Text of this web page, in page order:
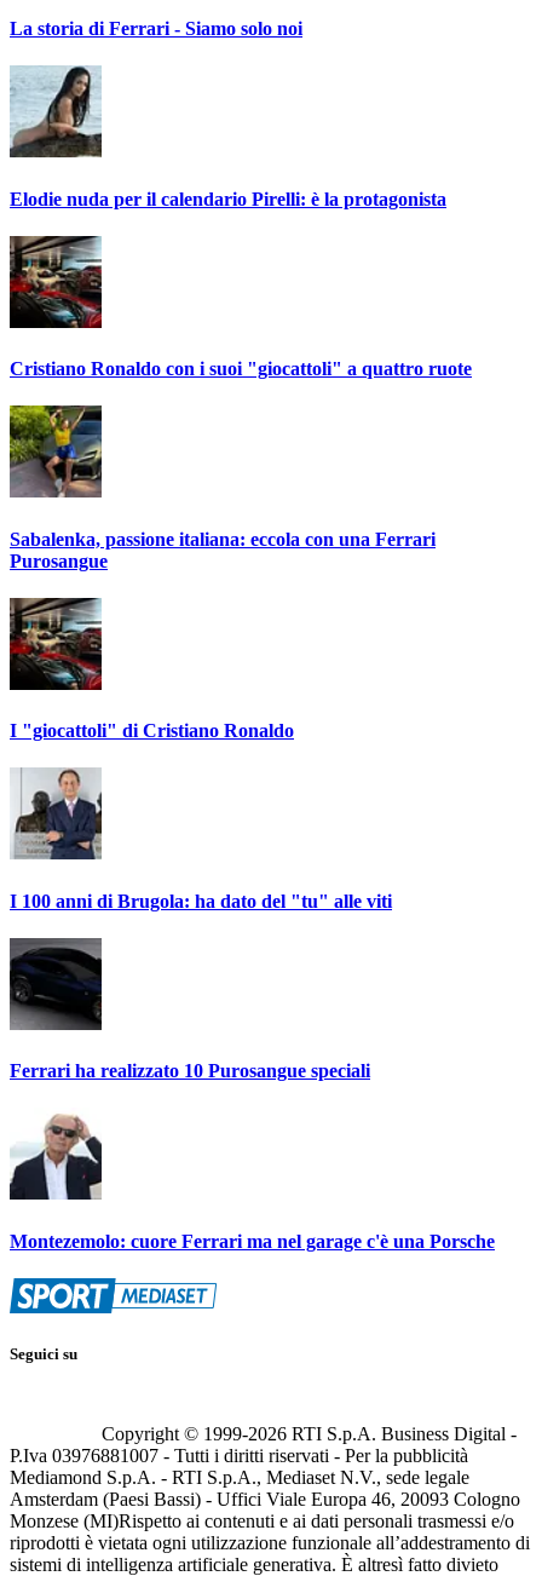
La storia di Ferrari - Siamo solo noi
Elodie nuda per il calendario Pirelli: è la protagonista
Cristiano Ronaldo con i suoi "giocattoli" a quattro ruote
Sabalenka, passione italiana: eccola con una Ferrari
Purosangue
I "giocattoli" di Cristiano Ronaldo
I 100 anni di Brugola: ha dato del "tu" alle viti
Ferrari ha realizzato 10 Purosangue speciali
Montezemolo: cuore Ferrari ma nel garage c'è una Porsche
Seguici su
Copyright © 1999-2026 RTI S.p.A. Business Digital -
P.Iva 03976881007 - Tutti i diritti riservati - Per la pubblicità
Mediamond S.p.A. - RTI S.p.A., Mediaset N.V., sede legale
Amsterdam (Paesi Bassi) - Uffici Viale Europa 46, 20093 Cologno
Monzese (MI)Rispetto ai contenuti e ai dati personali trasmessi e/o
riprodotti è vietata ogni utilizzazione funzionale all’addestramento di
sistemi di intelligenza artificiale generativa. È altresì fatto divieto